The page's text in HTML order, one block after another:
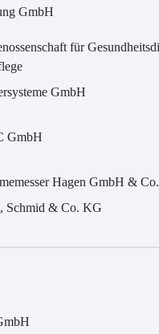
GmbH
für
GmbH
GmbH
Hagen GmbH &
Schmid & Co. KG